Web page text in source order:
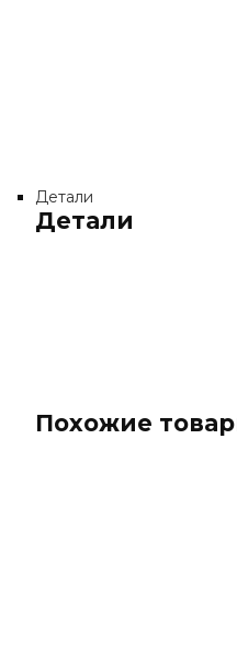
Детали
Детали
Похожие